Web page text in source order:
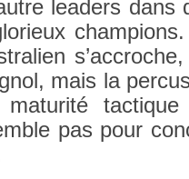
lead­ers
mais la
pas pour